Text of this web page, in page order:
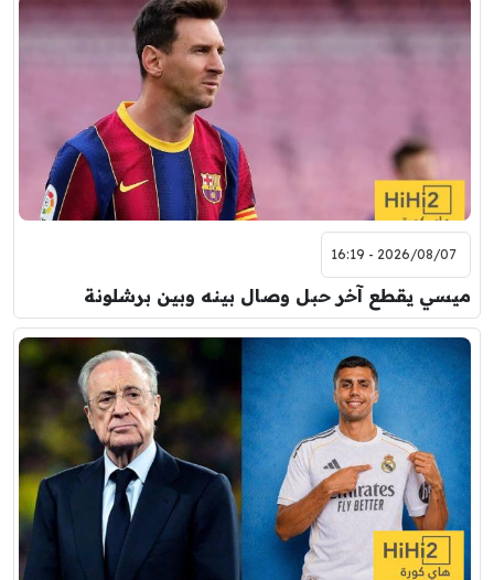
مباراة ودية
اودينيزي
8:00 م
مباراة ودية
برشلونة
2026/08/07 - 16:19
ميسي يقطع آخر حبل وصال بينه وبين برشلونة